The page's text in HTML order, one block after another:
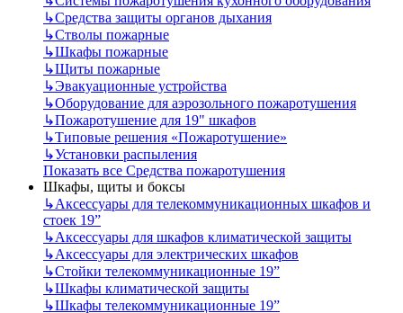
↳Средства защиты органов дыхания
↳Стволы пожарные
↳Шкафы пожарные
↳Щиты пожарные
↳Эвакуационные устройства
↳Оборудование для аэрозольного пожаротушения
↳Пожаротушение для 19" шкафов
↳Типовые решения «Пожаротушение»
↳Установки распыления
Показать все Средства пожаротушения
Шкафы, щиты и боксы
↳Аксессуары для телекоммуникационных шкафов и
стоек 19”
↳Аксессуары для шкафов климатической защиты
↳Аксессуары для электрических шкафов
↳Стойки телекоммуникационные 19”
↳Шкафы климатической защиты
↳Шкафы телекоммуникационные 19”